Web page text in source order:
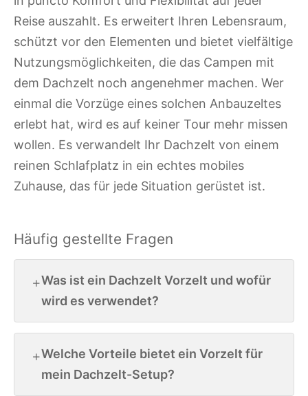
Reise auszahlt. Es erweitert Ihren Lebensraum,
schützt vor den Elementen und bietet vielfältige
Nutzungsmöglichkeiten, die das Campen mit
dem Dachzelt noch angenehmer machen. Wer
einmal die Vorzüge eines solchen Anbauzeltes
erlebt hat, wird es auf keiner Tour mehr missen
wollen. Es verwandelt Ihr Dachzelt von einem
reinen Schlafplatz in ein echtes mobiles
Zuhause, das für jede Situation gerüstet ist.
Häufig gestellte Fragen
Was ist ein Dachzelt Vorzelt und wofür
wird es verwendet?
Welche Vorteile bietet ein Vorzelt für
mein Dachzelt-Setup?